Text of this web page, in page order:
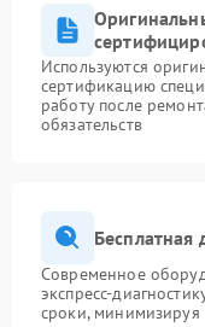
Используются
сертификацию
работу после
обязательств
Бесплатная
Современное
экспресс-
сроки, минимизируя